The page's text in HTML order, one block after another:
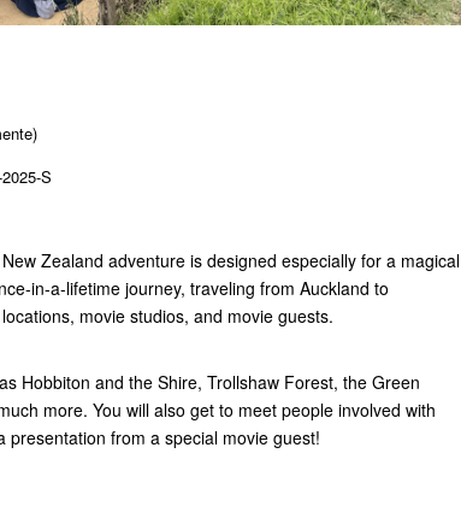
S
Zealand adventure is designed especially for a magical
in-a-lifetime journey, traveling from Auckland to
movie studios, and movie guests.
Hobbiton and the Shire, Trollshaw Forest, the Green
more. You will also get to meet people involved with
presentation from a special movie guest!